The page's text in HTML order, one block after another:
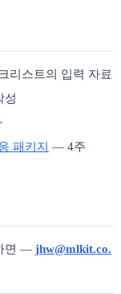
리스트의 입력 자료
성
패키지 — 4주
면 — jhw@mlkit.co.